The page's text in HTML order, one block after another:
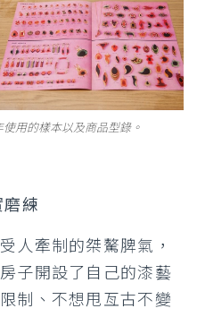
用的樣本以及商品型錄。
磨練
人牽制的桀驁脾氣，
子開設了自己的漆藝
制、不想甩亙古不變